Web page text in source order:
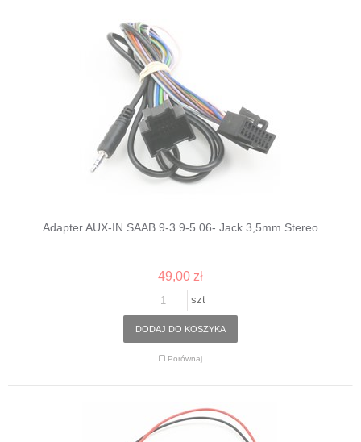
Adapter AUX-IN SAAB 9-3 9-5 06- Jack 3,5mm Stereo
49,00 zł
szt
DODAJ DO KOSZYKA
Porównaj